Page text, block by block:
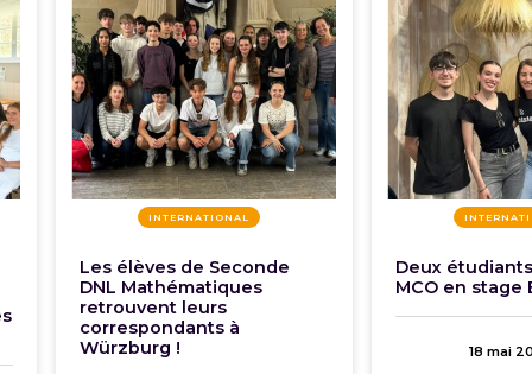
INTERNATIONAL
Les élèves de Seconde
DNL Mathématiques
retrouvent leurs
correspondants à
Würzburg !
Deux
MCO en stage
18 mai